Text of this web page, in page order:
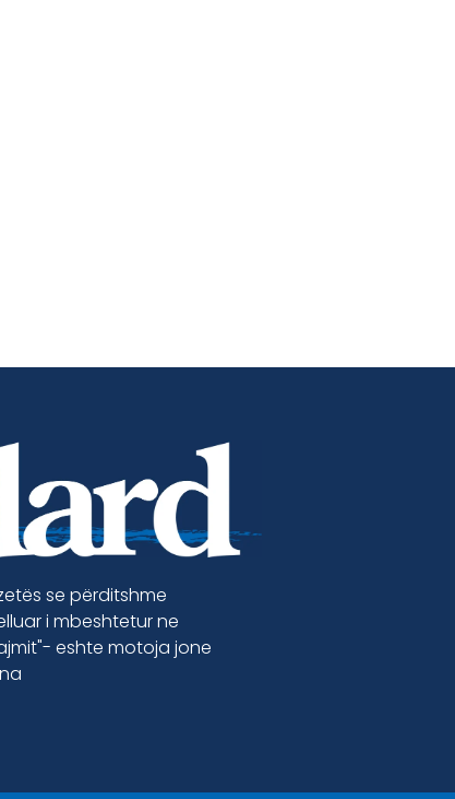
se përditshme
i mbeshtetur ne
eshte motoja jone